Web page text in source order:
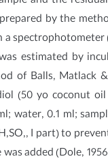
by the
estimated by
of Balls, Matlack
(50 yo coconut
0.1 ml;
I part) to
added (Dole,